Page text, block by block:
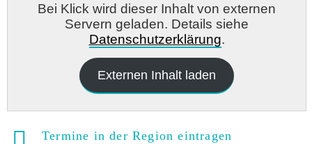
Bei Klick wird dieser Inhalt von externen
Servern geladen. Details siehe
Datenschutzerklärung.
Externen Inhalt laden
Termine in der Region eintragen